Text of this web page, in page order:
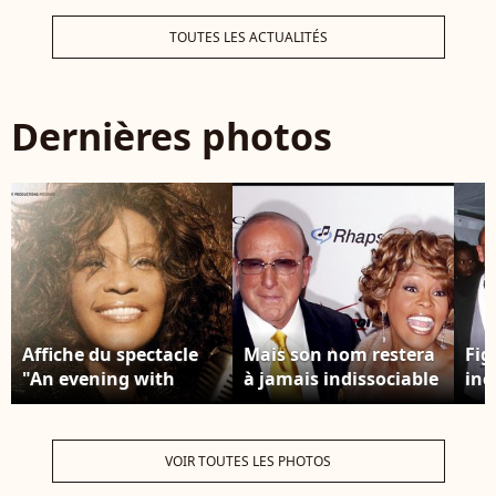
TOUTES LES ACTUALITÉS
Dernières photos
Affiche du spectacle
"An evening with
Whitney Houston", le
de la chanteuse. Le 15
mars 2020 à la salle
Mais son nom restera
à jamais indissociable
de celui de Whitney
repérée en 1983 et
guidée vers les
VOIR TOUTES LES PHOTOS